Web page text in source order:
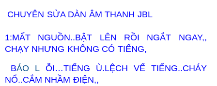
CHUYÊN SỬA DÀN ÂM THANH JBL
1:MẤT NGUỒN..BẬT LÊN RỒI NGẮT NGAY,,
CHẠY NHƯNG KHÔNG CÓ TIẾNG,
BÁO LỖI…TIẾNG Ù.LỆCH VẾ TIẾNG..CHÁY
NỔ..CẮM NHẦM ĐIỆN,,